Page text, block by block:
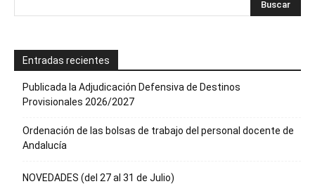
Entradas recientes
Publicada la Adjudicación Defensiva de Destinos
Provisionales 2026/2027
Ordenación de las bolsas de trabajo del personal docente de
Andalucía
NOVEDADES (del 27 al 31 de Julio)